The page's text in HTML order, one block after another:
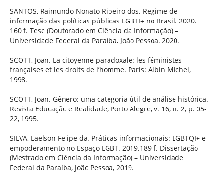
SANTOS, Raimundo Nonato Ribeiro dos. Regime de
informação das políticas públicas LGBTI+ no Brasil. 2020.
160 f. Tese (Doutorado em Ciência da Informação) –
Universidade Federal da Paraíba, João Pessoa, 2020.
SCOTT, Joan. La citoyenne paradoxale: les féministes
françaises et les droits de l’homme. Paris: Albin Michel,
1998.
SCOTT, Joan. Gênero: uma categoria útil de análise histórica.
Revista Educação e Realidade, Porto Alegre, v. 16, n. 2, p. 05-
22, 1995.
SILVA, Laelson Felipe da. Práticas informacionais: LGBTQI+ e
empoderamento no Espaço LGBT. 2019.189 f. Dissertação
(Mestrado em Ciência da Informação) – Universidade
Federal da Paraíba, João Pessoa, 2019.